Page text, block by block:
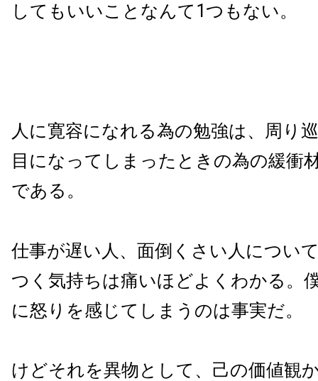
してもいいことなんて1つもない。
人に寛容になれる為の勉強は、周り
目になってしまったときの為の緩衝
である。
仕事が遅い人、面倒くさい人につい
つく気持ちは痛いほどよくわかる。
に怒りを感じてしまうのは事実だ。
けどそれを異物として、己の価値観